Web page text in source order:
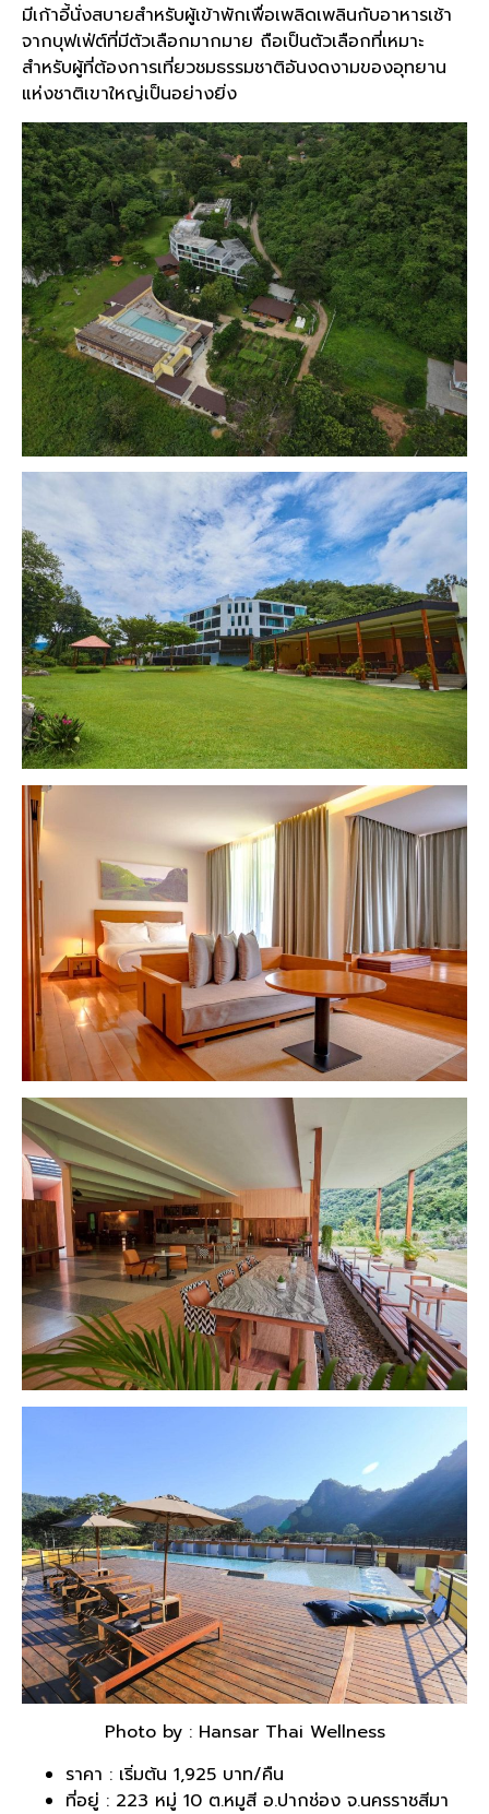
มีเก้าอี้นั่งสบายสำหรับผู้เข้าพักเพื่อเพลิดเพลินกับอาหารเช้า
จากบุฟเฟ่ต์ที่มีตัวเลือกมากมาย ถือเป็นตัวเลือกที่เหมาะ
สำหรับผู้ที่ต้องการเที่ยวชมธรรมชาติอันงดงามของอุทยาน
แห่งชาติเขาใหญ่เป็นอย่างยิ่ง
Photo by : Hansar Thai Wellness
ราคา : เริ่มต้น 1,925 บาท/คืน
ที่อยู่ : 223 หมู่ 10 ต.หมูสี อ.ปากช่อง จ.นครราชสีมา